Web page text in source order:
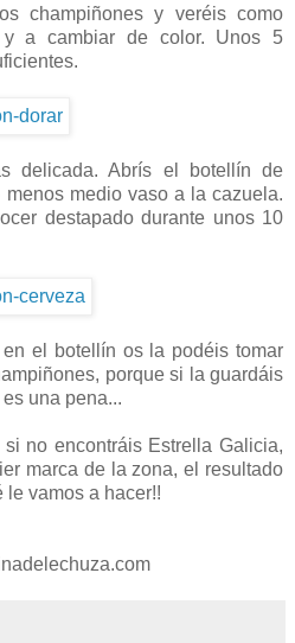
champiñones y veréis como
a cambiar de color. Unos 5
delicada. Abrís el botellín de
medio vaso a la cazuela.
destapado durante unos 10
el botellín os la podéis tomar
porque si la guardáis
una pena...
no encontráis Estrella Galicia,
marca de la zona, el resultado
le vamos a hacer!!